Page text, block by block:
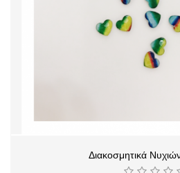
Διακοσμητικά